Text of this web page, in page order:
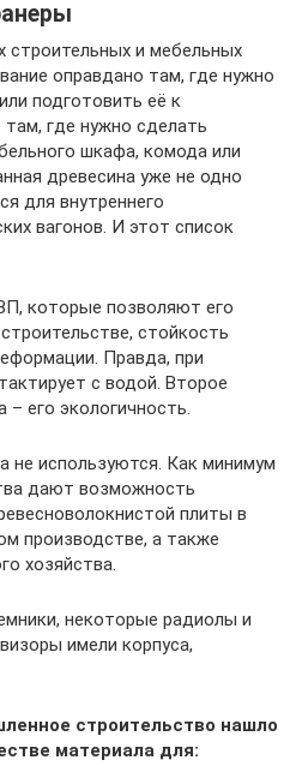
строительных и мебельных
оправдано там, где нужно
подготовить её к
где нужно сделать
шкафа, комода или
древесина уже не одно
для внутреннего
вагонов. И этот список
которые позволяют его
стойкость
Правда, при
с водой. Второе
его экологичность.
не используются. Как минимум
дают возможность
плиты в
производстве, а также
хозяйства.
некоторые радиолы и
имели корпуса,
строительство нашло
материала для: